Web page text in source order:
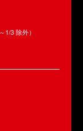
3 除外）